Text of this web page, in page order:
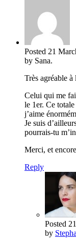
Posted 21
by Sana.
Très agréable
Celui qui me
le 1er. Ce
j’aime
Je suis
pourrais-tu
Merci, et
Reply
Posted
by